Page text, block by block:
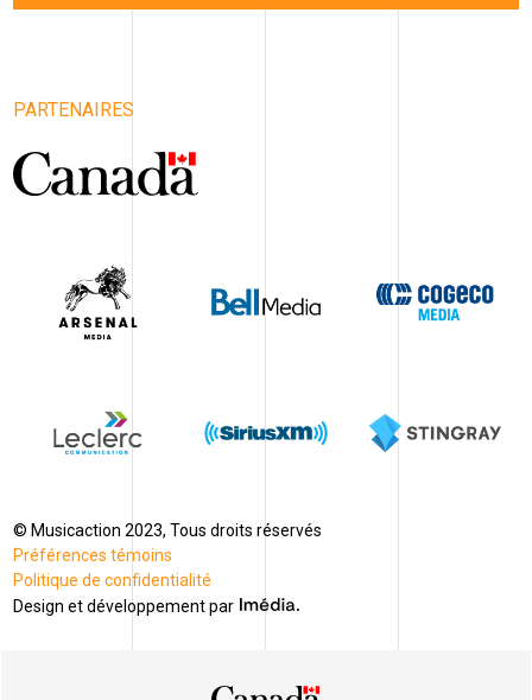
PARTENAIRES
© Musicaction 2023, Tous droits réservés
Préférences témoins
Politique de confidentialité
Design et développement par